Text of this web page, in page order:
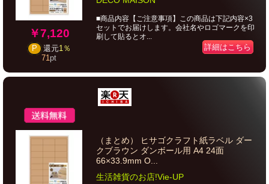
￥7,120
P 還元1％
71pt
■商品内容【ご注意事項】この商品は下記内容×3
セットでお届けします。会社名やロゴマークを印
刷して貼るとオ...
詳細はこちら
（まとめ） ヒサゴクラフト紙ラベル ダー
クブラウン ダンボール用 A4 24面
66×33.9mm O...
生活雑貨のお店!Vie-UP